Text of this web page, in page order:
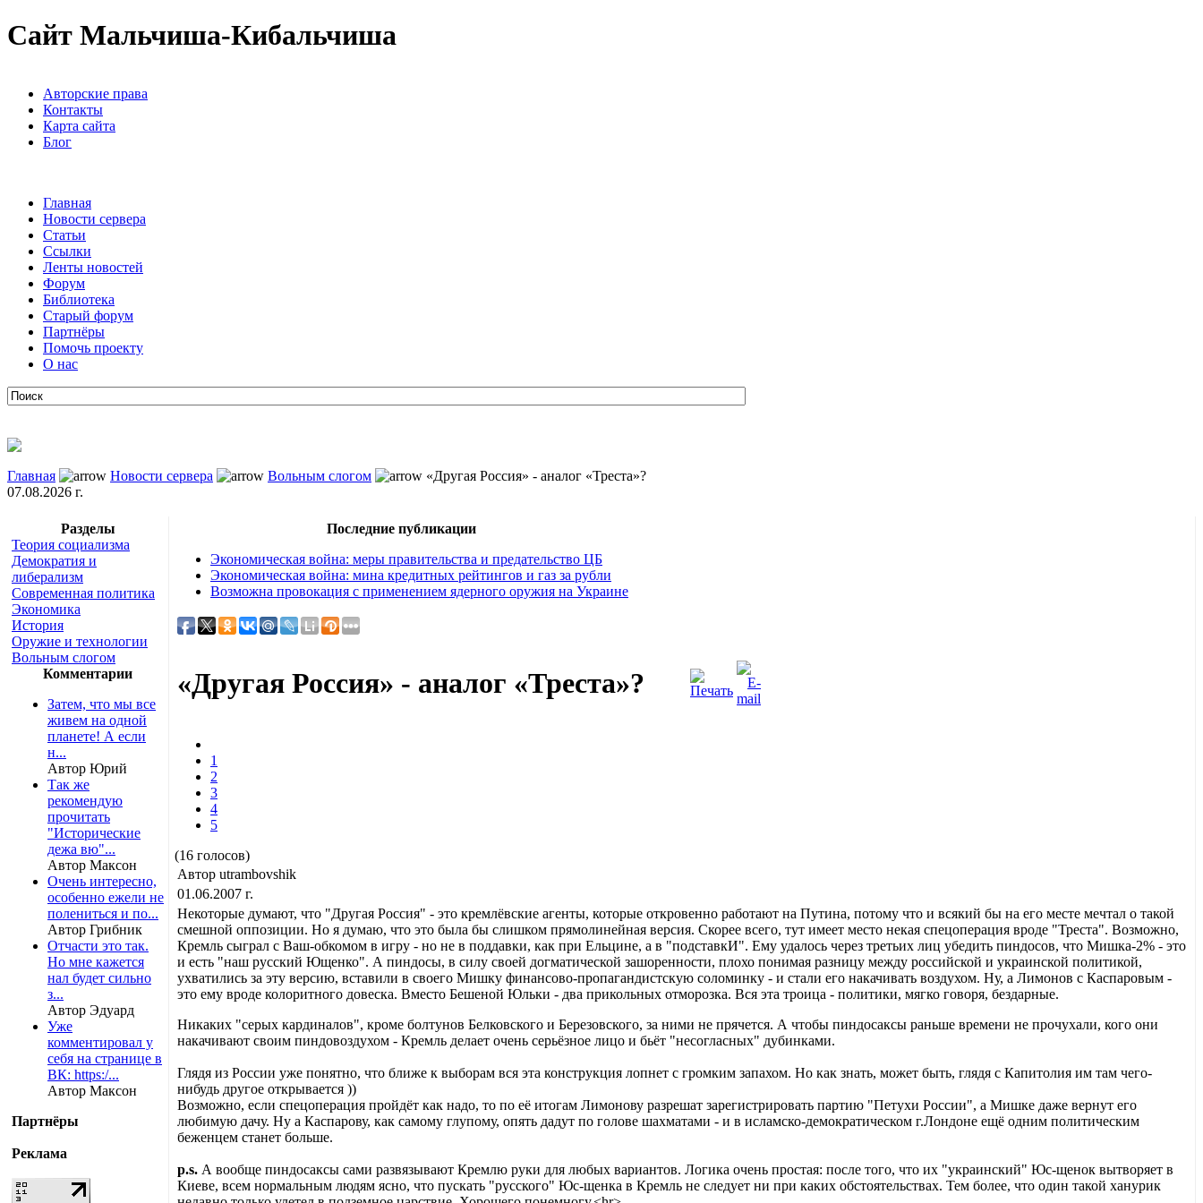
Сайт Мальчиша-Кибальчиша
Авторские права
Контакты
Карта сайта
Блог
Главная
Новости сервера
Статьи
Ссылки
Ленты новостей
Форум
Библиотека
Старый форум
Партнёры
Помочь проекту
О нас
Главная Новости сервера Вольным слогом
«Другая Россия» - аналог «Треста»?
07.08.2026 г.
Разделы
Теория социализма
Демократия и
либерализм
Современная политика
Экономика
История
Оружие и технологии
Вольным слогом
Комментарии
Затем, что мы все
живем на одной
планете! А если
н...
Автор Юрий
Так же
рекомендую
прочитать
"Исторические
дежа вю"...
Автор Максон
Очень интересно,
особенно ежели не
полениться и по...
Автор Грибник
Отчасти это так.
Но мне кажется
нал будет сильно
з...
Автор Эдуард
Уже
комментировал у
себя на странице в
ВК: https:/...
Автор Максон
Партнёры
Реклама
Последние публикации
Экономическая война: меры правительства и предательство ЦБ
Экономическая война: мина кредитных рейтингов и газ за рубли
Возможна провокация с применением ядерного оружия на Украине
«Другая Россия» - аналог «Треста»?
1
2
3
4
5
(16 голосов)
Автор utrambovshik
01.06.2007 г.
Некоторые думают, что "Другая Россия" - это кремлёвские агенты, которые откровенно работают на Путина, потому что и всякий бы на его месте мечтал о такой
смешной оппозиции. Но я думаю, что это была бы слишком прямолинейная версия. Скорее всего, тут имеет место некая спецоперация вроде "Треста". Возможно,
Кремль сыграл с Ваш-обкомом в игру - но не в поддавки, как при Ельцине, а в "подставкИ". Ему удалось через третьих лиц убедить пиндосов, что Мишка-2% - это
и есть "наш русский Ющенко". А пиндосы, в силу своей догматической зашоренности, плохо понимая разницу между российской и украинской политикой,
ухватились за эту версию, вставили в своего Мишку финансово-пропагандистскую соломинку - и стали его накачивать воздухом. Ну, а Лимонов с Каспаровым -
это ему вроде колоритного довеска. Вместо Бешеной Юльки - два прикольных отморозка. Вся эта троица - политики, мягко говоря, бездарные.
Никаких "серых кардиналов", кроме болтунов Белковского и Березовского, за ними не прячется. А чтобы пиндосаксы раньше времени не прочухали, кого они
накачивают своим пиндовоздухом - Кремль делает очень серьёзное лицо и бьёт "несогласных" дубинками.
Глядя из России уже понятно, что ближе к выборам вся эта конструкция лопнет с громким запахом. Но как знать, может быть, глядя с Капитолия им там чего-
нибудь другое открывается ))
Возможно, если спецоперация пройдёт как надо, то по её итогам Лимонову разрешат зарегистрировать партию "Петухи России", а Мишке даже вернут его
любимую дачу. Ну а Каспарову, как самому глупому, опять дадут по голове шахматами - и в исламско-демократическом г.Лондоне ещё одним политическим
беженцем станет больше.
p.s. А вообще пиндосаксы сами развязывают Кремлю руки для любых вариантов. Логика очень простая: после того, что их "украинский" Юс-щенок вытворяет в
Киеве, всем нормальным людям ясно, что пускать "русского" Юс-щенка в Кремль не следует ни при каких обстоятельствах. Тем более, что один такой ханурик